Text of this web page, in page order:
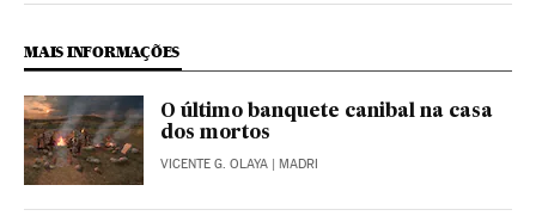
MAIS INFORMAÇÕES
O último banquete canibal na casa
dos mortos
VICENTE G. OLAYA | MADRI